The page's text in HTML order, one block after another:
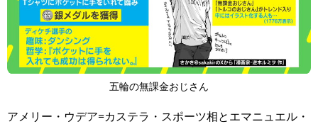
五輪の無課金おじさん
アメリー・ウデア=カステラ・スポーツ相とエマニュエル・